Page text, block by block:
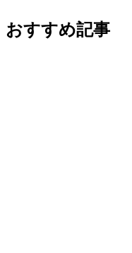
おすすめ記事